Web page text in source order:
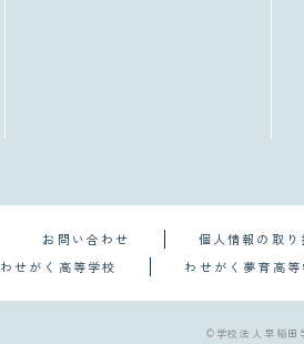
お問い合わせ 個人情報の取り
わせがく高等学校 わせがく夢育高等
©学校法人早稲